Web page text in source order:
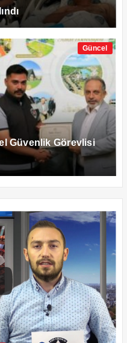
Güncel
Güvenlik Görevlisi